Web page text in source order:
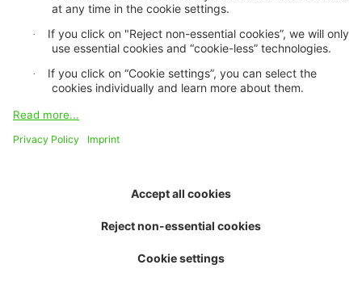
About us
Purpose and vision
Contact and team
Environmental performance